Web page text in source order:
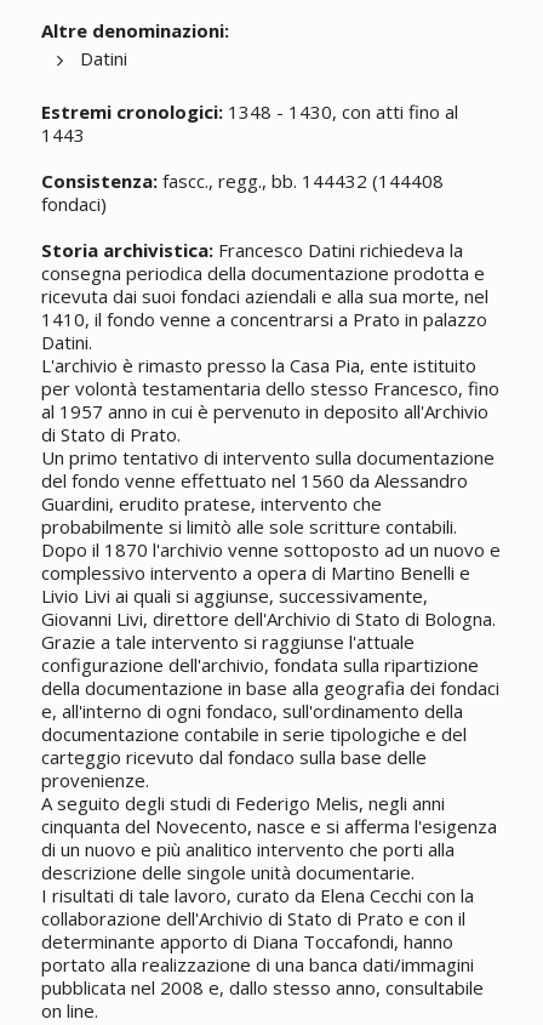
Altre denominazioni:
Datini
Estremi cronologici:1348 - 1430, con atti fino al
1443
Consistenza:fascc., regg., bb. 144432 (144408
fondaci)
Storia archivistica:Francesco Datini richiedeva la
consegna periodica della documentazione prodotta e
ricevuta dai suoi fondaci aziendali e alla sua morte, nel
1410, il fondo venne a concentrarsi a Prato in palazzo
Datini.
L'archivio è rimasto presso la Casa Pia, ente istituito
per volontà testamentaria dello stesso Francesco, fino
al 1957 anno in cui è pervenuto in deposito all'Archivio
di Stato di Prato.
Un primo tentativo di intervento sulla documentazione
del fondo venne effettuato nel 1560 da Alessandro
Guardini, erudito pratese, intervento che
probabilmente si limitò alle sole scritture contabili.
Dopo il 1870 l'archivio venne sottoposto ad un nuovo e
complessivo intervento a opera di Martino Benelli e
Livio Livi ai quali si aggiunse, successivamente,
Giovanni Livi, direttore dell'Archivio di Stato di Bologna.
Grazie a tale intervento si raggiunse l'attuale
configurazione dell'archivio, fondata sulla ripartizione
della documentazione in base alla geografia dei fondaci
e, all'interno di ogni fondaco, sull'ordinamento della
documentazione contabile in serie tipologiche e del
carteggio ricevuto dal fondaco sulla base delle
provenienze.
A seguito degli studi di Federigo Melis, negli anni
cinquanta del Novecento, nasce e si afferma l'esigenza
di un nuovo e più analitico intervento che porti alla
descrizione delle singole unità documentarie.
I risultati di tale lavoro, curato da Elena Cecchi con la
collaborazione dell'Archivio di Stato di Prato e con il
determinante apporto di Diana Toccafondi, hanno
portato alla realizzazione di una banca dati/immagini
pubblicata nel 2008 e, dallo stesso anno, consultabile
on line.